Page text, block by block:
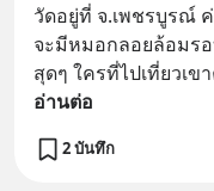
วัดอยู่ที่ จ.เพชรบูรณ์
จะมีหมอกลอยล้อมร
สุดๆ ใครที่ไปเที่ยวเ
อ่านต่อ
2 บันทึก